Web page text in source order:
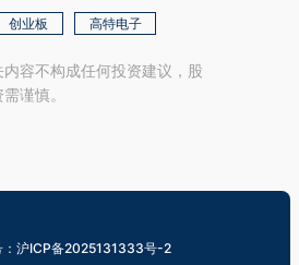
创业板 高特电子
容不构成任何投资建议，股
谨慎。
：沪ICP备2025131333号-2